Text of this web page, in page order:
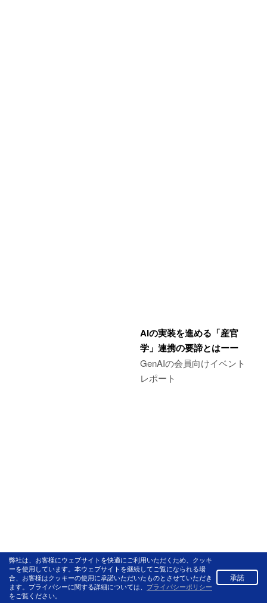
AIの実装を進める「産官
学」連携の要諦とはーー
GenAIの会員向けイベント
レポート
弊社は、お客様にウェブサイトを快適にご利用いただくため、クッキ
ーを使用しています。本ウェブサイトを継続してご覧になられる場
合、お客様はクッキーの使用に承諾いただいたものとさせていただき
ます。プライバシーに関する詳細については、 プライバシーポリシー
をご覧ください。
承諾